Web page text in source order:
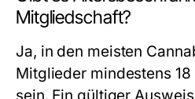
Mitgliedschaft?
Ja, in den meisten
Mitglieder mindestens